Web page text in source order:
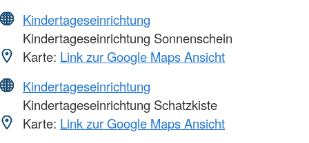
Kindertageseinrichtung
Kindertageseinrichtung Sonnenschein
Karte: Link zur Google Maps Ansicht
Kindertageseinrichtung
Kindertageseinrichtung Schatzkiste
Karte: Link zur Google Maps Ansicht